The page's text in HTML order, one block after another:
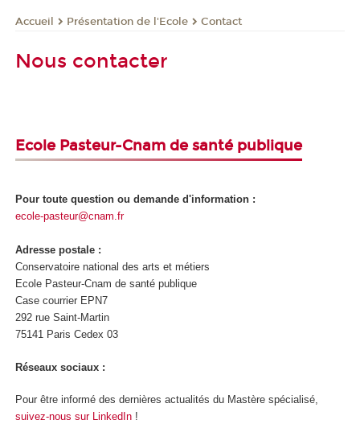
Accueil Présentation de l'Ecole Contact
Nous contacter
Ecole Pasteur-Cnam de santé publique
Pour toute question ou demande d'information :
ecole-pasteur@cnam.fr
Adresse postale :
Conservatoire national des arts et métiers
Ecole Pasteur-Cnam de santé publique
Case courrier EPN7
292 rue Saint-Martin
75141 Paris Cedex 03
Réseaux sociaux :
Pour être informé des dernières actualités du Mastère spécialisé,
suivez-nous sur LinkedIn !